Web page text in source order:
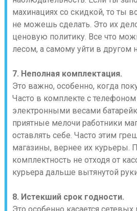
махинациях со скидкой, то ты
не можешь сделать. Это их
ценовую политику. Все что
лесом, а самому уйти в другом
7. Неполная комплектация.
Это важно, особенно, когда
Часто в комплекте с
электронными весами
приятные мелочи работники
оставлять себе. Часто этим
магазины, вернее их курьеры.
комплектность не отходя от
курьера дальше вытянутой
8. Истекший срок годности.